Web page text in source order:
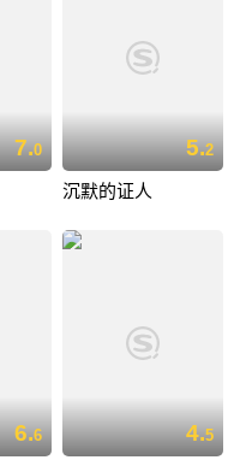
7.0 5.2
沉默的证人
6.6 4.5